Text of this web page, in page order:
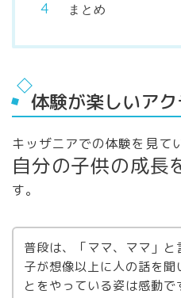
まとめ
体験が楽しいア
キッザニアでの体験を見て
自分の子供の成長
す。
普段は、「ママ、ママ」と
子が想像以上に人の話を聞
とをやっている姿は感動で